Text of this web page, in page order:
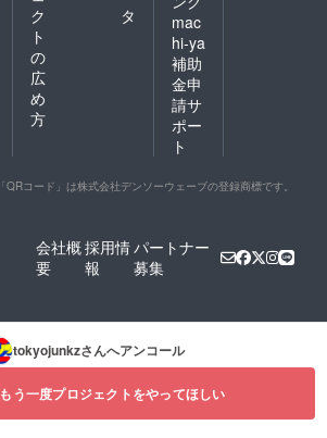
ク
ト
の
広
め
方
タ
mac
hi-ya
補助
金申
請サ
ポー
ト
「QRコード」は株式会社デンソーウェーブの登録商標です。
会社概
要
採用情
報
パートナー
募集
tokyojunkzさんへアンコール
もう一度プロジェクトをやってほしい